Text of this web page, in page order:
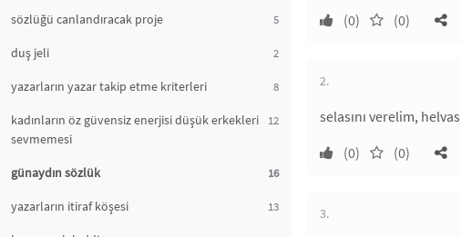
sözlüğü canlandıracak proje 5
duş jeli 2
yazarların yazar takip etme kriterleri 8
kadınların öz güvensiz enerjisi düşük erkekleri
sevmemesi
12
günaydın sözlük 16
yazarların itiraf köşesi 13
(0)
(0)
2.
selasını verelim,
(0)
(0)
3.